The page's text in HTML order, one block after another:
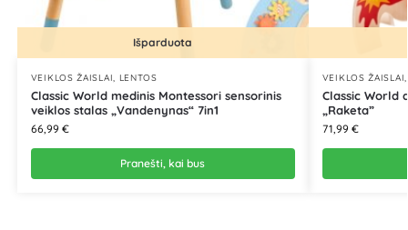
Išparduota
VEIKLOS ŽAISLAI, LENTOS
Classic World medinis Montessori sensorinis
veiklos stalas „Vandenynas“ 7in1
66,99 €
Pranešti, kai bus
VEIKLOS
Classic World
„Raketa”
71,99 €